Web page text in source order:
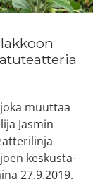
muuttaa
Jasmin
keskusta-
27.9.2019.